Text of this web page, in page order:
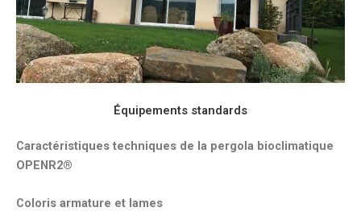
Équipements standards
Caractéristiques techniques de la pergola bioclimatique
OPENR2®
Coloris armature et lames